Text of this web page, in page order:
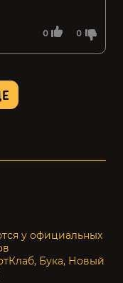
0 0
у официальных
Бука, Новый